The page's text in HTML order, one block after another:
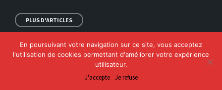
PLUS D'ARTICLES
© 2026 Moncontour de Bretagne
En poursuivant votre navigation sur ce site, vous acceptez
l'utilisation de cookies permettant d'améliorer votre expérience
utilisateur.
J'accepte Je refuse